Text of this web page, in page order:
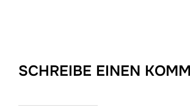
SCHREIBE EINEN